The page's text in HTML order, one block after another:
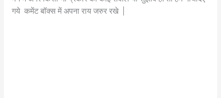
गये कमेंट बॉक्स में अपना राय जरुर रखे |